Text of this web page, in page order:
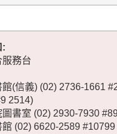
:
務台
館(信義) (02) 2736-1661
2514)
圖書室 (02) 2930-7930
(02) 6620-2589